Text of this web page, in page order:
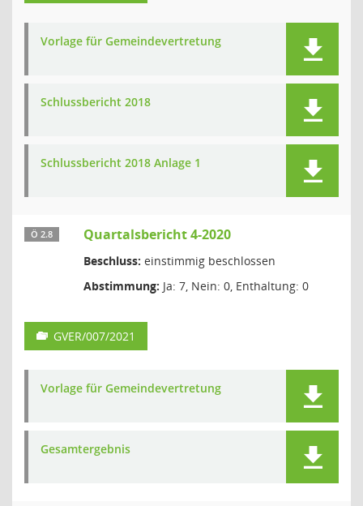
Vorlage für Gemeindevertretung
Schlussbericht 2018
Schlussbericht 2018 Anlage 1
Ö 2.8 Quartalsbericht 4-2020
Beschluss: einstimmig beschlossen
Abstimmung: Ja: 7, Nein: 0, Enthaltung: 0
GVER/007/2021
Vorlage für Gemeindevertretung
Gesamtergebnis